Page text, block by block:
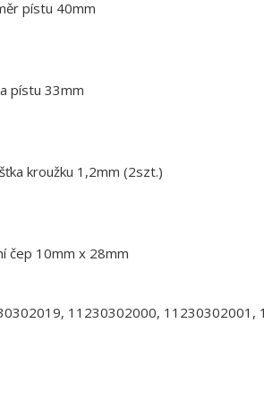
pístu 40mm
pístu 33mm
kroužku 1,2mm (2szt.)
čep 10mm x 28mm
11230302000, 11230302001,